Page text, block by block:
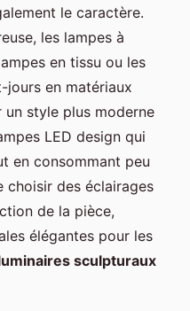
le caractère.
les lampes à
en tissu ou les
jours en matériaux
un style plus moderne
LED design qui
en consommant peu
choisir des éclairages
de la pièce,
élégantes pour les
sculpturaux